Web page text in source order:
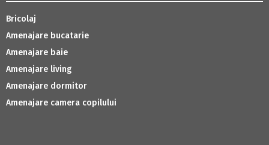
Bricolaj
Amenajare bucatarie
Amenajare baie
Amenajare living
Amenajare dormitor
Amenajare camera copilului